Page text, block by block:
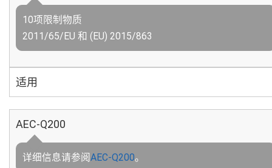
10项限制物质
2011/65/EU 和 (EU) 2015/863
适用
AEC-Q200
详细信息请参阅AEC-Q200。